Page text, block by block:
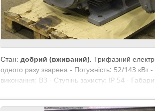
Стан: добрий (вживаний), Трифазний
одного разу зварена - Потужність: 52/143
виконання: B3 - Ступінь захисту: IP 54 -